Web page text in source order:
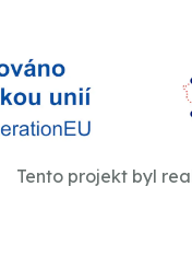
Tento projekt byl